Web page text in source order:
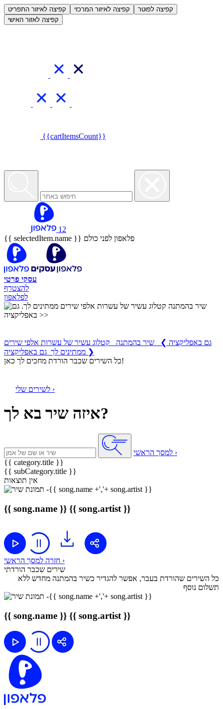
קפיצה לאיזור התפריט קפיצה לאיזור המרכזי
קפיצה לפוטר
קפיצה לאזור האישי
{{cartItemsCount}}
12
{{ selectedItem.name }} פלאפון לפני כולם
עסקי פרטי
להצטרף
לפלאפון
גם באפליקציה ❯
שיר בהמתנה קטלוג עשיר של עשרות אלפי שירים
ממתינים לך גם באפליקציה ❯
כל השירים שכבר הורדת מחכים לך כאן!
לשירים שלי ›
איזה שיר בא לך?
למסך הראשי ›
{{ category.title }}
{{ subCategory.title }}
אין תוצאות
{{ song.name }} {{ song.artist }}
חזרה למסך הראשי ›
שירים שכבר הורדתי
כל השירים שהורדת בעבר, אפשר להגדיר כשיר בהמתנה מחדש ללא
תשלום נוסף
{{ song.name }} {{ song.artist }}